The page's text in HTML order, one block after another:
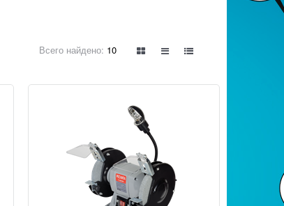
Всего найдено: 10